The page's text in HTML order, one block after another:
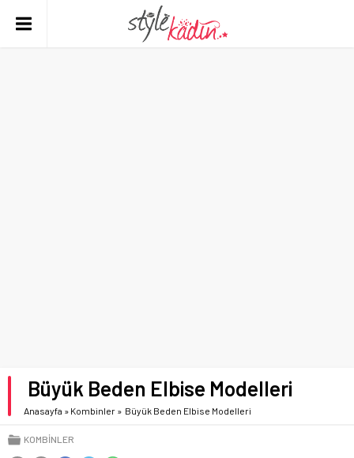
Büyük Beden Elbise Modelleri
Anasayfa » Kombinler » Büyük Beden Elbise Modelleri
KOMBINLER